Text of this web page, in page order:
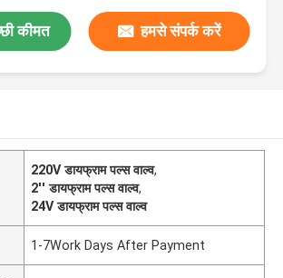
कीमत हमसे संपर्क करें
220V डायफ्राम पल्स वाल्व,
2'' डायफ्राम पल्स वाल्व,
24V डायफ्राम पल्स वाल्व
1-7Work Days After Payment